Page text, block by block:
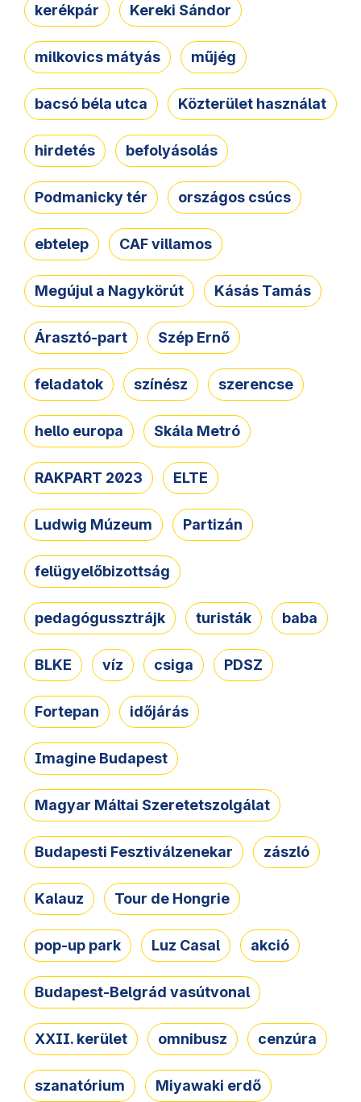
kerékpár Kereki Sándor
milkovics mátyás műjég
bacsó béla utca Közterület használat
hirdetés befolyásolás
Podmanicky tér országos csúcs
ebtelep CAF villamos
Megújul a Nagykörút Kásás Tamás
Árasztó-part Szép Ernő
feladatok színész szerencse
hello europa Skála Metró
RAKPART 2023 ELTE
Ludwig Múzeum Partizán
felügyelőbizottság
pedagógussztrájk turisták baba
BLKE víz csiga PDSZ
Fortepan időjárás
Imagine Budapest
Magyar Máltai Szeretetszolgálat
Budapesti Fesztiválzenekar zászló
Kalauz Tour de Hongrie
pop-up park Luz Casal akció
Budapest-Belgrád vasútvonal
XXII. kerület omnibusz cenzúra
szanatórium Miyawaki erdő